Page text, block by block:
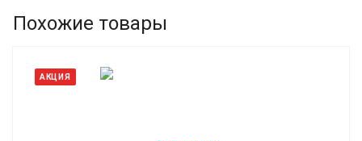
Похожие товары
АКЦИЯ